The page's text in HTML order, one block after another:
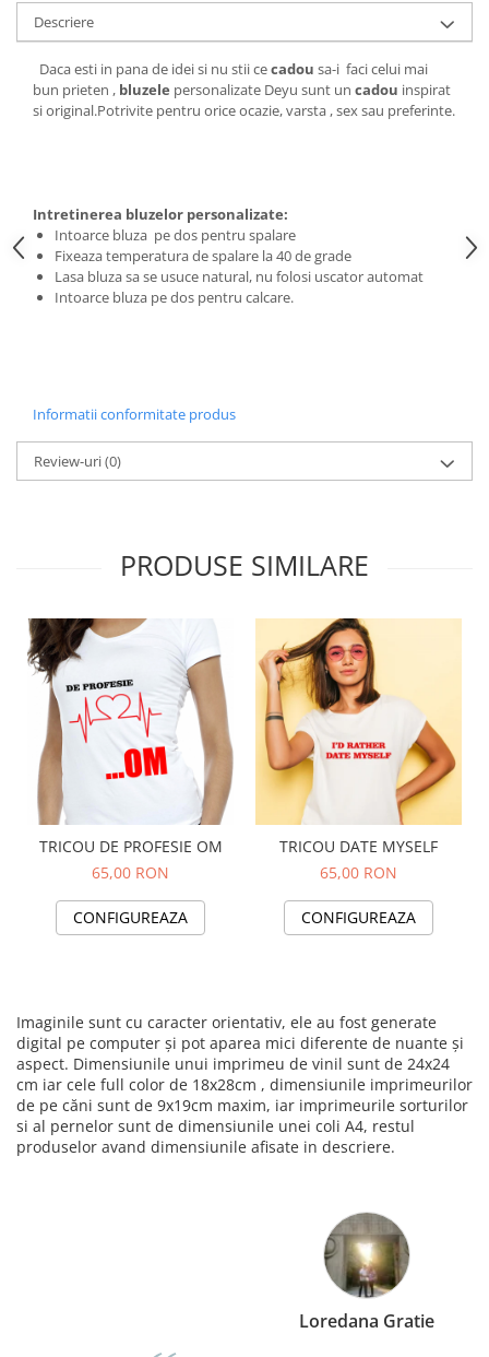
Descriere
Daca esti in pana de idei si nu stii cecadou sa-i faci celui mai
bun prieten , bluzele personalizate Deyu sunt un cadou inspirat
si original.Potrivite pentru orice ocazie, varsta , sex sau preferinte.
Intretinerea bluzelor personalizate:
Intoarce bluza pe dos pentru spalare
Fixeaza temperatura de spalare la 40 de grade
Lasa bluza sa se usuce natural, nu folosi uscator automat
Intoarce bluza pe dos pentru calcare.
Informatii conformitate produs
Review-uri(0)
PRODUSE SIMILARE
TRICOU DE PROFESIE OM
65,00 RON
CONFIGUREAZA
TRICOU DATE MYSELF
65,00 RON
CONFIGUREAZA
Imaginile sunt cu caracter orientativ, ele au fost generate
digital pe computer și pot aparea mici diferente de nuante și
aspect. Dimensiunile unui imprimeu de vinil sunt de 24x24
cm iar cele full color de 18x28cm , dimensiunile imprimeurilor
de pe căni sunt de 9x19cm maxim, iar imprimeurile sorturilor
si al pernelor sunt de dimensiunile unei coli A4, restul
produselor avand dimensiunile afisate in descriere.
Loredana Gratie